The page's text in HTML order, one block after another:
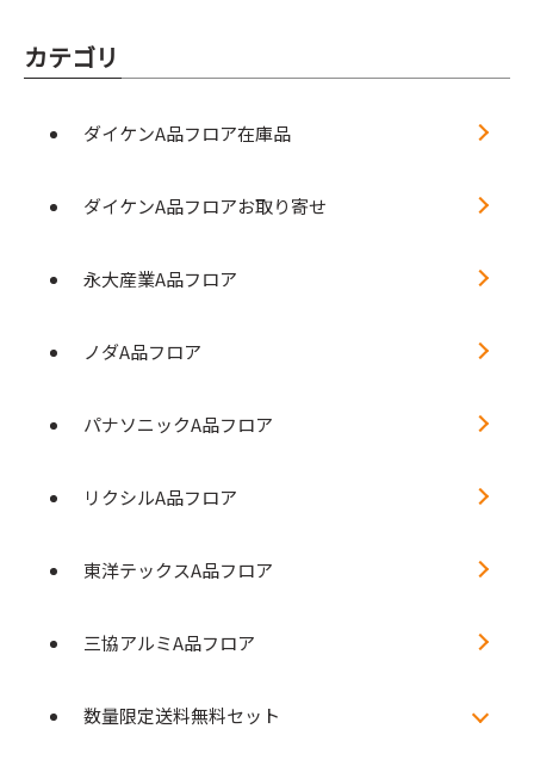
カテゴリ
ダイケンA品フロア在庫品
ダイケンA品フロアお取り寄せ
永大産業A品フロア
ノダA品フロア
パナソニックA品フロア
リクシルA品フロア
東洋テックスA品フロア
三協アルミA品フロア
数量限定送料無料セット